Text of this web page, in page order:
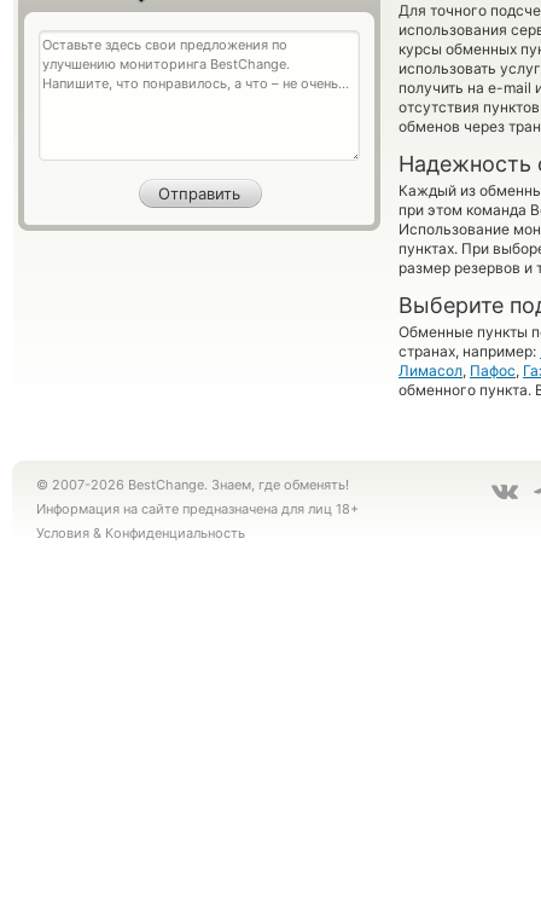
Для точного
использования
курсы обменных
использовать
получить на e-mail
отсутствия
обменов через
Надежность
Каждый из
при этом команда
Использование
пунктах. При
размер резервов и
Выберите
Обменные пункты
странах, например:
Лимасол, Пафос,
обменного пункта.
© 2007-2026 BestChange. Знаем, где обменять!
Информация на сайте предназначена для лиц 18+
Условия & Конфиденциальность